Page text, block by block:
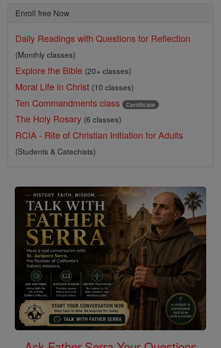
Enroll free Now
Daily Readings with Questions for Reflection
(Monthly classes)
Explore the Bible (20+ classes)
Moral Life in Christ (10 classes)
Ten Commandments class Certificate
The Holy Rosary (6 classes)
RCIA - Rite of Christian Initiation for Adults
(Students & Catechists)